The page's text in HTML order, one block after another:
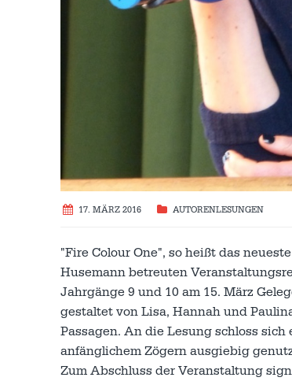
17. MÄRZ 2016 AUTORENLESUNGEN
"Fire Colour One", so heißt das
Husemann betreuten
Jahrgänge 9 und 10 am 15. März
gestaltet von Lisa, Hannah und
Passagen. An die Lesung schloss
anfänglichem Zögern ausgiebig
Zum Abschluss der Veranstaltung